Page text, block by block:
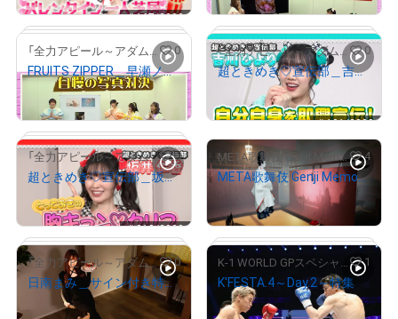
# 167/2000
# 109/2000
「全力アピール～アダムシアター～」NFTストア 0
FRUITS ZIPPER＿早瀬ノエル「春の訪れ」
500
# 101/2000
「全力アピール～アダムシアター～」NFTストア 0
超ときめき♡宣伝部＿吉川ひより 自分自身を即興宣伝！
500
# 213/2000
「全力アピール～アダムシアター～」NFTストア 6
超ときめき♡宣伝部＿坂井仁香 とっておきの胸キュン♡セリフ！
¥500
META歌舞伎 Genji Memories 4
META歌舞伎 Genji Memories #07
800,000
「全力アピール～アダムシアター～」NFTストア 0
日南まみ＿サイン付き特別画像
500
K-1 WORLD GPスペシャルコンテンツ 1
K'FESTA.4～Day.2～特集
¥20,000